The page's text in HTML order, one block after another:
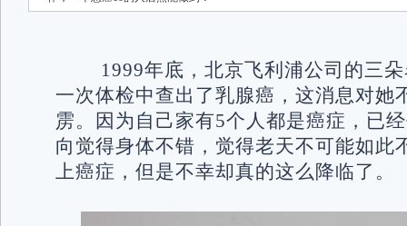
1999年底，北京飞利浦公司的三
一次体检中查出了乳腺癌，这消息对她
雳。因为自己家有5个人都是癌症，已
向觉得身体不错，觉得老天不可能如此
上癌症，但是不幸却真的这么降临了。